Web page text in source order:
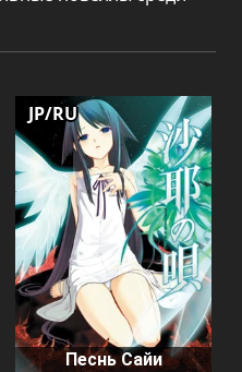
Песнь Сайи
JP/RU